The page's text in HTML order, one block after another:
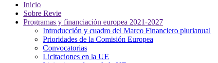
Inicio
Sobre Revie
Programas y financiación europea 2021-2027
Introducción y cuadro del Marco Financiero plurianual
Prioridades de la Comisión Europea
Convocatorias
Licitaciones en la UE